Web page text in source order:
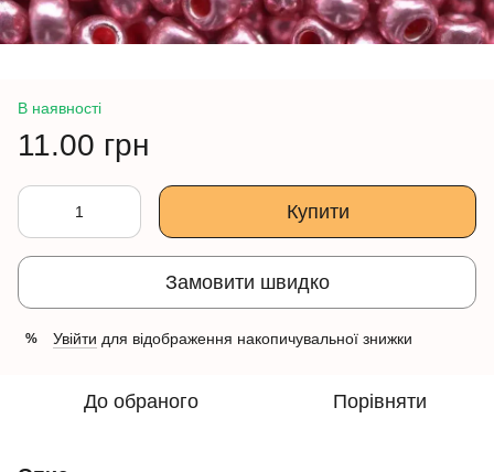
В наявності
11.00 грн
Купити
Замовити швидко
% Увійти для відображення накопичувальної знижки
До обраного Порівняти